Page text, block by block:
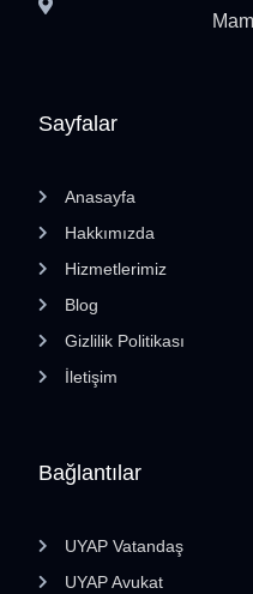
Bağlantılar
UYAP Vatandaş
UYAP Avukat
Sayfalar
Anasayfa
Hakkımızda
Hizmetlerimiz
Blog
Gizlilik Politikası
İletişim